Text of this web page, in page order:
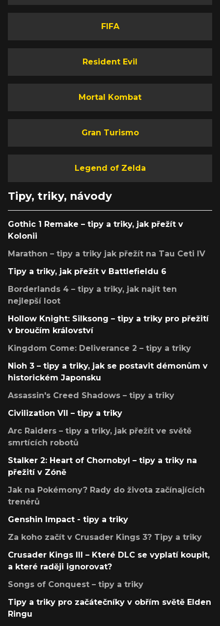
FIFA
Resident Evil
Mortal Kombat
Gran Turismo
Legend of Zelda
Tipy, triky, návody
Gothic 1 Remake – tipy a triky, jak přežít v
Kolonii
Marathon – tipy a triky jak přežít na Tau Ceti IV
Tipy a triky, jak přežít v Battlefieldu 6
Borderlands 4 – tipy a triky, jak najít ten
nejlepší loot
Hollow Knight: Silksong – tipy a triky pro přežití
v broučím království
Kingdom Come: Deliverance 2 – tipy a triky
Nioh 3 – tipy a triky, jak se postavit démonům v
historickém Japonsku
Assassin's Creed Shadows – tipy a triky
Civilization VII – tipy a triky
Arc Raiders – tipy a triky, jak přežít ve světě
smrtících robotů
Stalker 2: Heart of Chornobyl – tipy a triky na
přežití v Zóně
Jak na Pokémony? Rady do života začínajících
trenérů
Genshin Impact - tipy a triky
Za koho začít v Crusader Kings 3? Tipy a triky
Crusader Kings III – Které DLC se vyplatí koupit,
a které raději ignorovat?
Songs of Conquest – tipy a triky
Tipy a triky pro začátečníky v obřím světě Elden
Ringu